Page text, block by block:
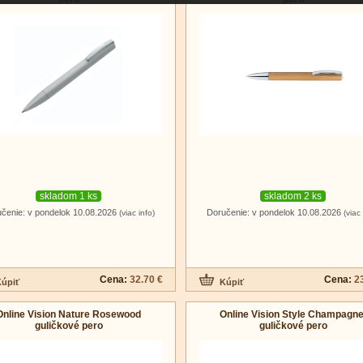
skladom 1 ks
v pondelok 10.08.2026 (viac info)
Cena: 32.70 €
skladom 2 ks
Doručenie: v pondelok 10.08.2026 (viac
Cena:
Vision Nature Rosewood
guličkové pero
Online Vision Style
guličkové pero